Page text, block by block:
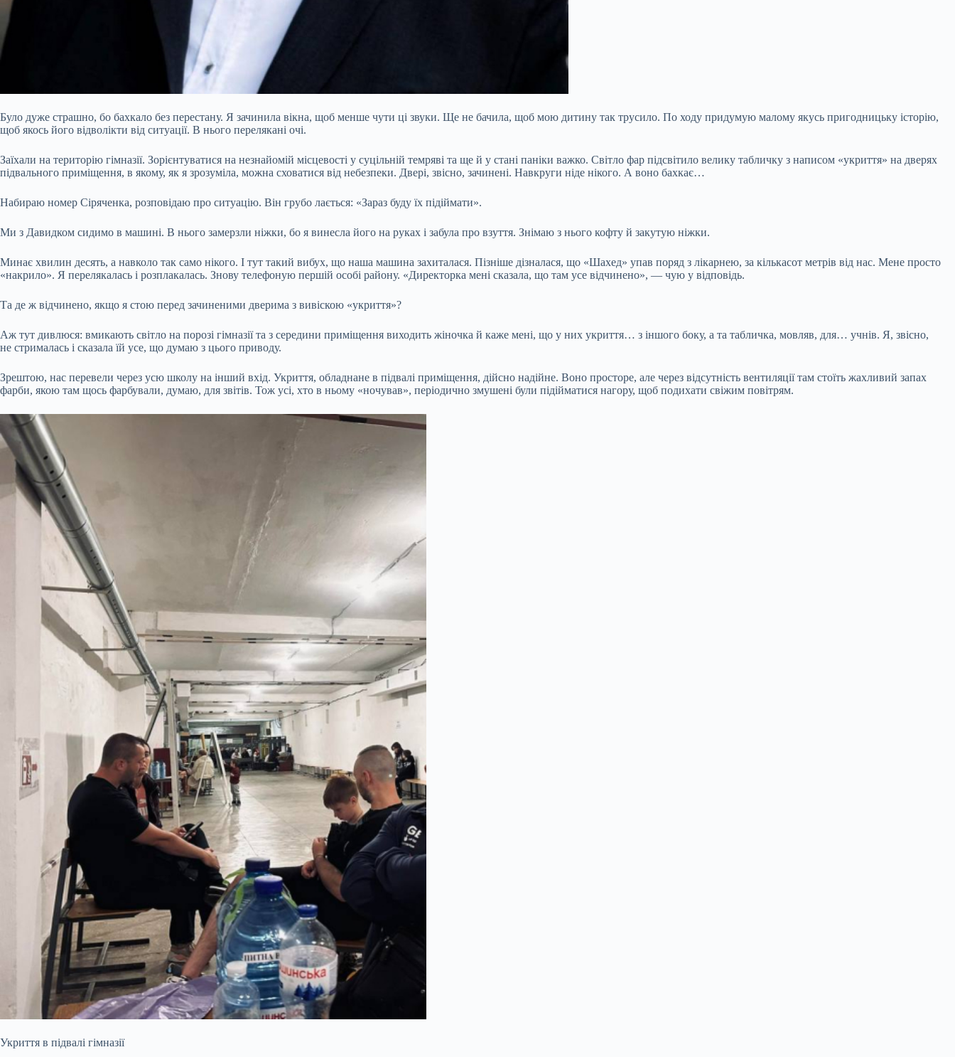
Було дуже страшно, бо бахкало без перестану. Я зачинила вікна, щоб менше чути ці звуки. Ще не бачила, щоб мою дитину так трусило. По ходу придумую малому якусь пригодницьку історію,
щоб якось його відволікти від ситуації. В нього перелякані очі.
Заїхали на територію гімназії. Зорієнтуватися на незнайомій місцевості у суцільній темряві та ще й у стані паніки важко. Світло фар підсвітило велику табличку з написом «укриття» на дверях
підвального приміщення, в якому, як я зрозуміла, можна сховатися від небезпеки. Двері, звісно, зачинені. Навкруги ніде нікого. А воно бахкає…
Набираю номер Сіряченка, розповідаю про ситуацію. Він грубо лається: «Зараз буду їх підіймати».
Ми з Давидком сидимо в машині. В нього замерзли ніжки, бо я винесла його на руках і забула про взуття. Знімаю з нього кофту й закутую ніжки.
Минає хвилин десять, а навколо так само нікого. І тут такий вибух, що наша машина захиталася. Пізніше дізналася, що «Шахед» упав поряд з лікарнею, за кількасот метрів від нас. Мене просто
«накрило». Я перелякалась і розплакалась. Знову телефоную першій особі району. «Директорка мені сказала, що там усе відчинено», — чую у відповідь.
Та де ж відчинено, якщо я стою перед зачиненими дверима з вивіскою «укриття»?
Аж тут дивлюся: вмикають світло на порозі гімназії та з середини приміщення виходить жіночка й каже мені, що у них укриття… з іншого боку, а та табличка, мовляв, для… учнів. Я, звісно,
не стрималась і сказала їй усе, що думаю з цього приводу.
Зрештою, нас перевели через усю школу на інший вхід. Укриття, обладнане в підвалі приміщення, дійсно надійне. Воно просторе, але через відсутність вентиляції там стоїть жахливий запах
фарби, якою там щось фарбували, думаю, для звітів. Тож усі, хто в ньому «ночував», періодично змушені були підійматися нагору, щоб подихати свіжим повітрям.
Укриття в підвалі гімназії